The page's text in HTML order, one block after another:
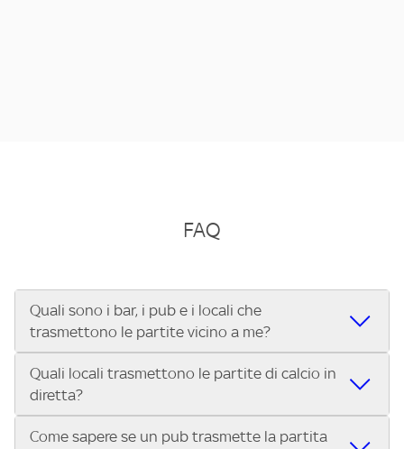
FAQ
Quali sono i bar, i pub e i locali che
trasmettono le partite vicino a me?
Se cerchi un bar, pub, ristorante o locale vicino a te per
vedere le partite di Serie A ENILIVE, la Serie C Sky Wifi, la
UEFA Champions League, la UEFA Europa League, la UEFA
Conference League, il Tennis, la Formula 1®, la MotoGP™ e
Quali locali trasmettono le partite di calcio in
diretta?
Vuoi sapere quali bar, pub o ristoranti mostrano le partite
Come sapere se un pub trasmette la partita